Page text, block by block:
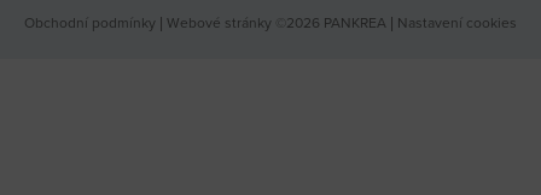
Obchodní podmínky Webové stránky ©2026 PANKREA Nastavení cookies